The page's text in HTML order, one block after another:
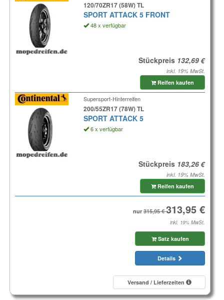
120/70ZR17 (58W) TL
SPORT ATTACK 5 FRONT
48 x verfügbar
Stückpreis
inkl. 19% MwSt.
Reifen kaufen
Supersport-Hinterreifen
200/55ZR17 (78W) TL
SPORT ATTACK 5
6 x verfügbar
Stückpreis
inkl. 19% MwSt.
Reifen kaufen
nur
inkl. 19% MwSt.
Satz kaufen
Details
Versand / Lieferzeiten